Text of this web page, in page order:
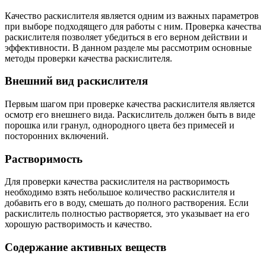
Качество раскислителя является одним из важных параметров
при выборе подходящего для работы с ним. Проверка качества
раскислителя позволяет убедиться в его верном действии и
эффективности. В данном разделе мы рассмотрим основные
методы проверки качества раскислителя.
Внешний вид раскислителя
Первым шагом при проверке качества раскислителя является
осмотр его внешнего вида. Раскислитель должен быть в виде
порошка или гранул, однородного цвета без примесей и
посторонних включений.
Растворимость
Для проверки качества раскислителя на растворимость
необходимо взять небольшое количество раскислителя и
добавить его в воду, смешать до полного растворения. Если
раскислитель полностью растворяется, это указывает на его
хорошую растворимость и качество.
Содержание активных веществ